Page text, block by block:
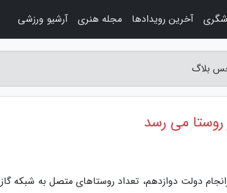
دولت دوازدهم، تعداد روستاهای متصل به شبکه گاز
آخرین رویدادها مجله هنری آرشیو ورزشی